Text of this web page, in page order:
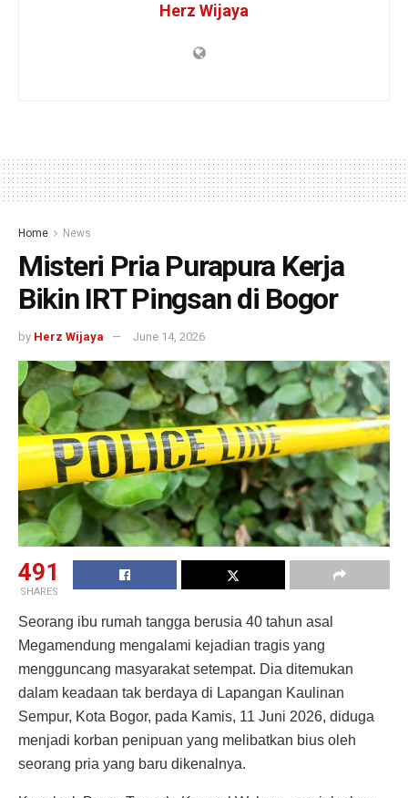
Herz Wijaya
Home News
Misteri Pria Purapura Kerja
Bikin IRT Pingsan di Bogor
by Herz Wijaya June 14, 2026
491
SHARES
Seorang ibu rumah tangga berusia 40 tahun asal
Megamendung mengalami kejadian tragis yang
mengguncang masyarakat setempat. Dia ditemukan
dalam keadaan tak berdaya di Lapangan Kaulinan
Sempur, Kota Bogor, pada Kamis, 11 Juni 2026, diduga
menjadi korban penipuan yang melibatkan bius oleh
seorang pria yang baru dikenalnya.